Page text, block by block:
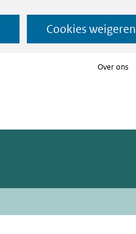
Cookies weigeren
Over ons